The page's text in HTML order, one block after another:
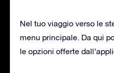
Nel tuo viaggio verso le
menu principale. Da qui
le opzioni offerte